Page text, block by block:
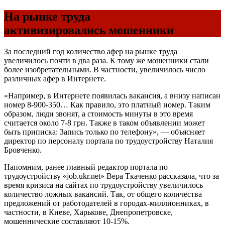
На рынке труда
активизировались мошенники
За последний год количество афер на рынке труда
увеличилось почти в два раза. К тому же мошенники стали
более изобретательными. В частности, увеличилось число
различных афер в Интернете.
«Например, в Интернете появилась вакансия, а внизу написан
номер 8-900-350… Как правило, это платный номер. Таким
образом, люди звонят, а стоимость минуты в это время
считается около 7-8 грн. Также в таком объявлении может
быть приписка: Запись только по телефону», — объясняет
директор по персоналу портала по трудоустройству Наталия
Бровченко.
Напомним, ранее главный редактор портала по
трудоустройству «job.ukr.net» Вера Ткаченко рассказала, что за
время кризиса на сайтах по трудоустройству увеличилось
количество ложных вакансий. Так, от общего количества
предложений от работодателей в городах-миллионниках, в
частности, в Киеве, Харькове, Днепропетровске,
мошеннические составляют 10-15%.